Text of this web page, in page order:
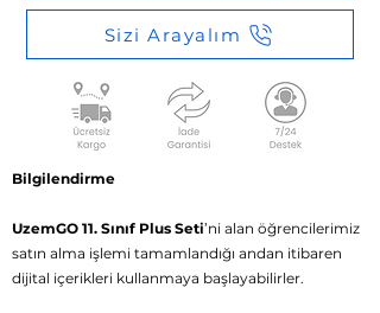
Sizi Arayalım
Bilgilendirme
UzemGO 11. Sınıf Plus Seti’ni alan öğrencilerimiz
satın alma işlemi tamamlandığı andan itibaren
dijital içerikleri kullanmaya başlayabilirler.